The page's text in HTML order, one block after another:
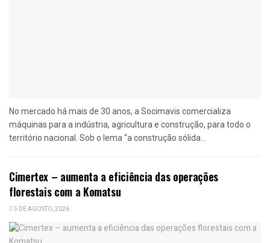
No mercado há mais de 30 anos, a Socimavis comercializa
máquinas para a indústria, agricultura e construção, para todo o
território nacional. Sob o lema “a construção sólida...
Cimertex – aumenta a eficiência das operações
florestais com a Komatsu
5 DE AGOSTO, 2026